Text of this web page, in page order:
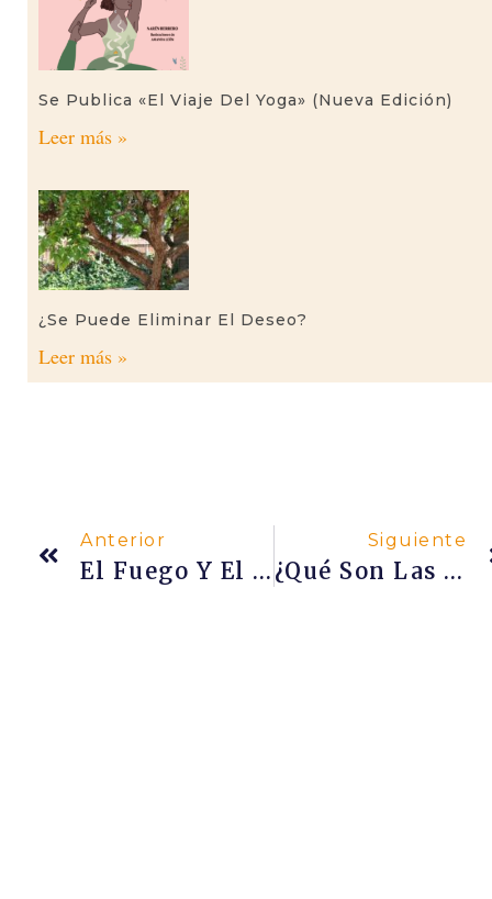
Se Publica «El Viaje Del Yoga» (nueva Edición)
Leer más »
¿Se Puede Eliminar El Deseo?
Leer más »
Anterior
El Fuego Y El Calor En El Yoga
Siguiente
¿Qué Son Las Upanishads?